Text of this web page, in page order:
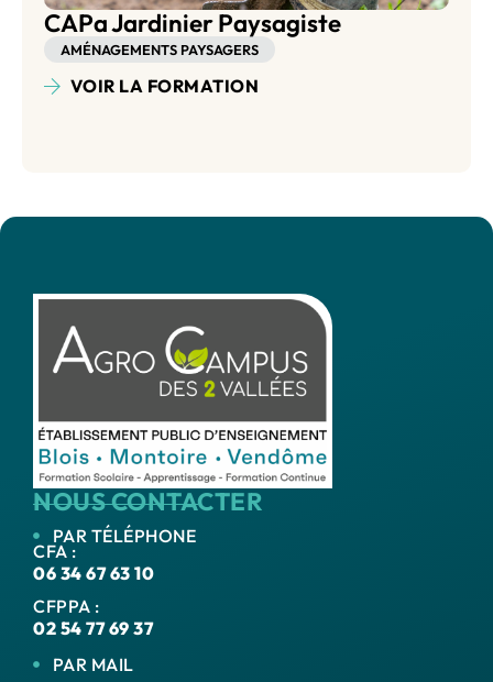
Bac Pro Aménagements
AMÉNAGEMENTS PAYSAGERS
VOIR LA FORMATION
NOUS CONTACTER
PAR TÉLÉPHONE
CFA :
06 34 67 63 10
CFPPA :
02 54 77 69 37
PAR MAIL